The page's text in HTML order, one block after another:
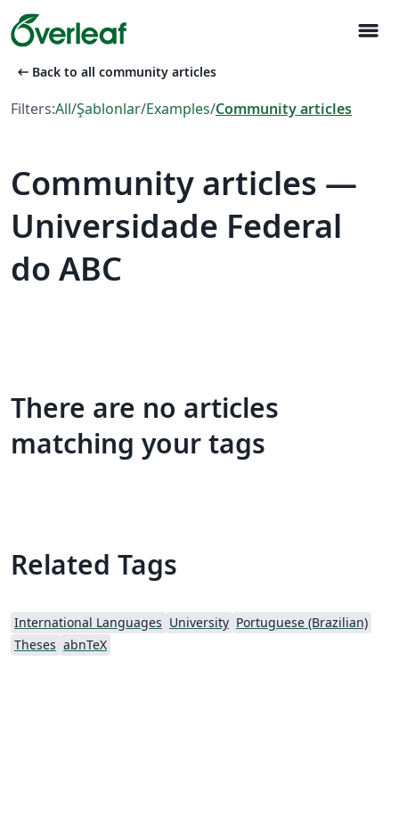
menu
arrow_left_alt Back to all community articles
Filters:All/Şablonlar/Examples/Community articles
Community articles —
Universidade Federal
do ABC
There are no articles
matching your tags
Related Tags
International Languages University Portuguese (Brazilian)
Theses abnTeX